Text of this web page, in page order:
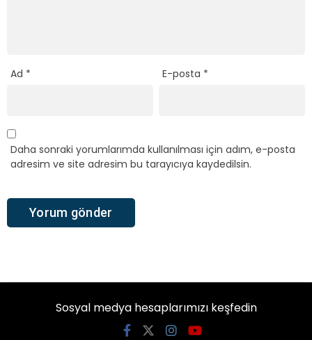
Ad * E-posta *
Daha sonraki yorumlarımda kullanılması için adım, e-posta
adresim ve site adresim bu tarayıcıya kaydedilsin.
Sosyal medya hesaplarımızı keşfedin